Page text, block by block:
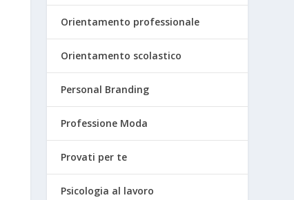
Orientamento professionale
Orientamento scolastico
Personal Branding
Professione Moda
Provati per te
Psicologia al lavoro